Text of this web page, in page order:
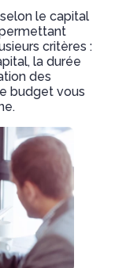
le capital
critères :
la durée
des
budget vous